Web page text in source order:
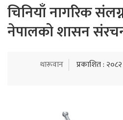
चिनियाँ नागरिक
नेपालको शासन
थारूवान प्रकाशित :